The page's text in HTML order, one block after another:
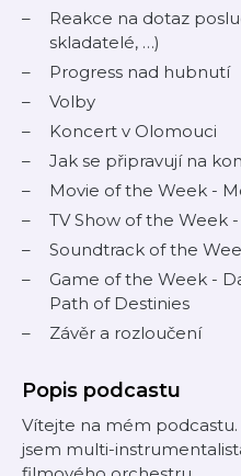
Reakce na dotaz
skladatelé, …)
Progress nad hubnutí
Volby
Koncert v Olomouci
Jak se připravují na
Movie of the Week -
TV Show of the Week
Soundtrack of the
Game of the Week -
Path of Destinies
Závěr a rozloučení
Popis podcastu
Vítejte na mém
jsem multi-